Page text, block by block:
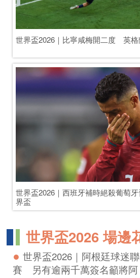
世界盃2026｜卡巴爾獲頒最佳入球獎　指射破
以置信」
世界盃2026 睇波Tips
世界盃2026｜6.11深夜3時上演揭
ViuTV免費電視直播 25場賽事時間表
世界盃2026｜1248人陣容名單出爐
球員首次參加
世界盃2026｜搜羅全港5大商場免費
盃直播 送上全數104場對決
華！一連6星期街頭4K巨幕直播、球迷
處
世界盃2026｜駐美加墨使領館提醒
觀賽　注意票務簽證及人身安全